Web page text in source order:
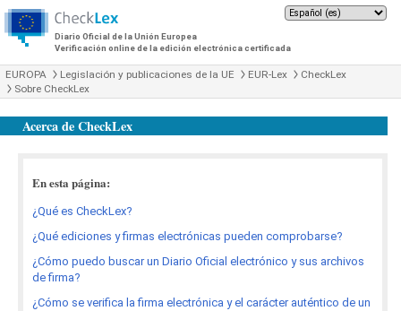
Diario Oficial de la Unión Europea
Verificación online de la edición electrónica certificada
EUROPA Legislación y publicaciones de la UE EUR-Lex
CheckLex
Sobre CheckLex
Acerca de CheckLex
En esta página:
¿Qué es CheckLex?
¿Qué ediciones y firmas electrónicas pueden comprobarse?
¿Cómo puedo buscar un Diario Oficial electrónico y sus archivos
de firma?
¿Cómo se verifica la firma electrónica y el carácter auténtico de un